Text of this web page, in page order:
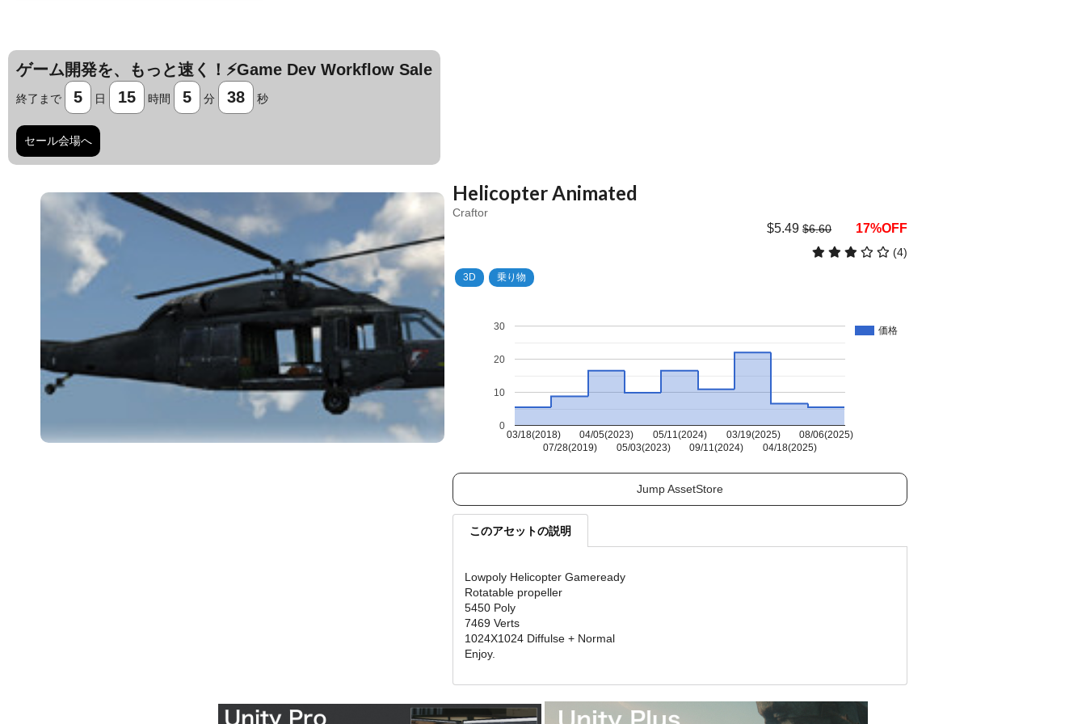
ゲーム開発を、もっと速く！⚡️Game Dev Workflow Sale
終了まで 5 日 15 時間 5 分 37 秒
セール会場へ
Helicopter Animated
Craftor
$5.49$6.60 17%OFF
(4)
3D 乗り物
価格
03/18(2018)
07/28(2019)
04/05(2023)
05/03(2023)
05/11(2024)
09/11(2024)
03/19(2025)
04/18(2025)
08/06(2025)
0
10
20
30
Jump AssetStore
このアセットの説明
Lowpoly Helicopter Gameready
Rotatable propeller
5450 Poly
7469 Verts
1024X1024 Diffulse + Normal
Enjoy.